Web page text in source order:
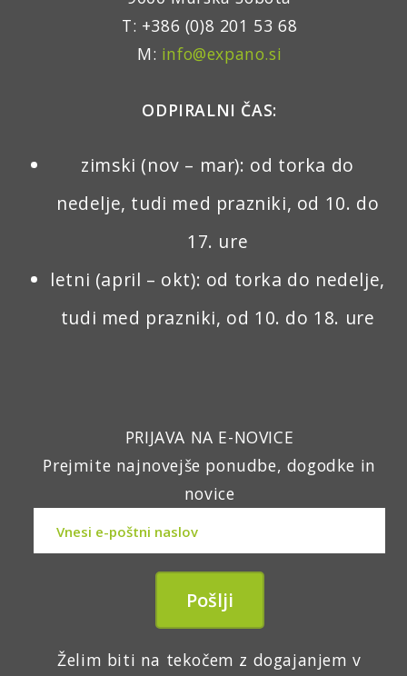
T: +386 (0)8 201 53 68
M: info@expano.si
ODPIRALNI ČAS:
zimski (nov – mar): od torka do
nedelje, tudi med prazniki, od 10. do
17. ure
letni (april – okt): od torka do nedelje,
tudi med prazniki, od 10. do 18. ure
PRIJAVA NA E-NOVICE
Prejmite najnovejše ponudbe, dogodke in
novice
Želim biti na tekočem z dogajanjem v